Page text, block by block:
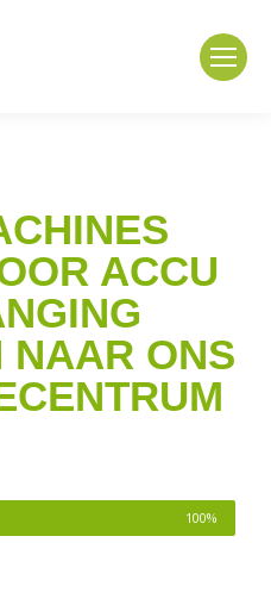
ACCU
NAAR ONS
100%